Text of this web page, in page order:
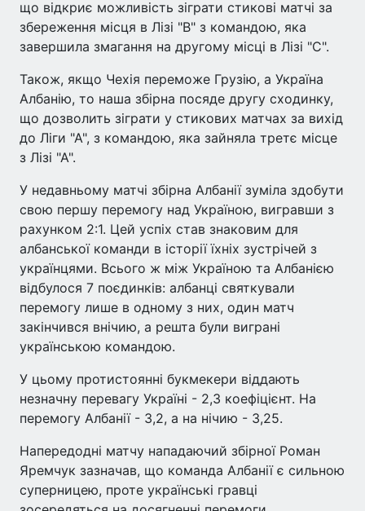
що відкриє можливість зіграти стикові матчі за
збереження місця в Лізі "В" з командою, яка
завершила змагання на другому місці в Лізі "С".
Також, якщо Чехія переможе Грузію, а Україна
Албанію, то наша збірна посяде другу сходинку,
що дозволить зіграти у стикових матчах за вихід
до Ліги "А", з командою, яка зайняла третє місце
з Лізі "А".
У недавньому матчі збірна Албанії зуміла здобути
свою першу перемогу над Україною, вигравши з
рахунком 2:1. Цей успіх став знаковим для
албанської команди в історії їхніх зустрічей з
українцями. Всього ж між Україною та Албанією
відбулося 7 поєдинків: албанці святкували
перемогу лише в одному з них, один матч
закінчився внічию, а решта були виграні
українською командою.
У цьому протистоянні букмекери віддають
незначну перевагу Україні - 2,3 коефіцієнт. На
перемогу Албанії - 3,2, а на нічию - 3,25.
Напередодні матчу нападаючий збірної Роман
Яремчук зазначав, що команда Албанії є сильною
суперницею, проте українські гравці